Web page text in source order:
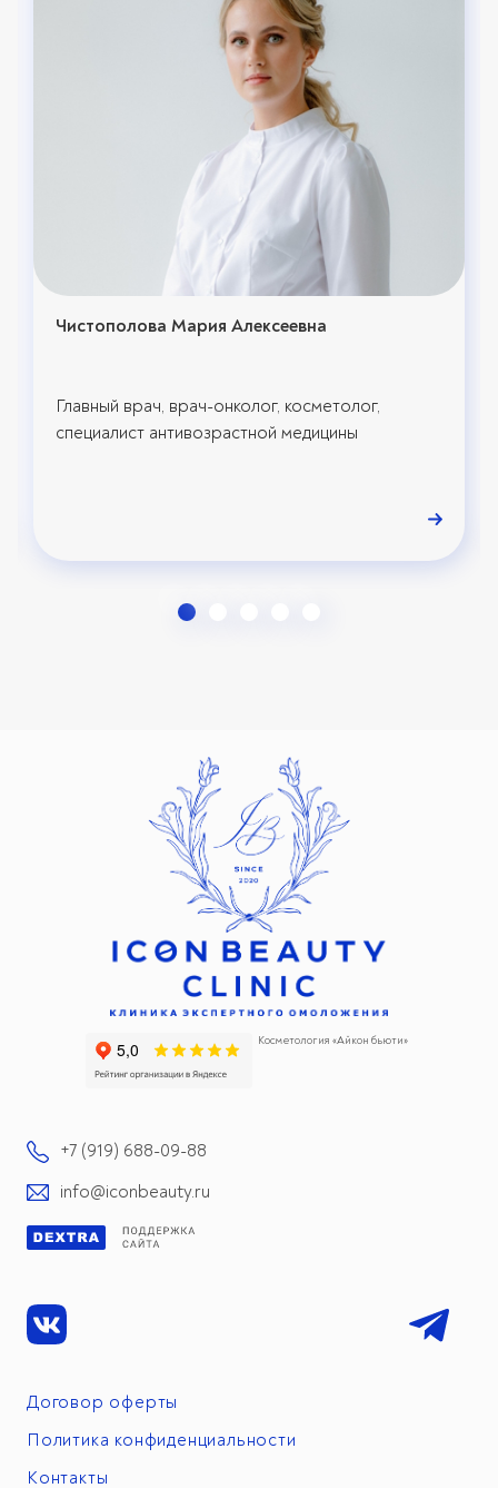
Чистополова Мария Алексеевна
Главный врач, врач-онколог, косметолог,
специалист антивозрастной медицины
Договор оферты
Политика конфиденциальности
Контакты
Косметология «Айкон бьюти»
+7 (919) 688-09-88
info@iconbeauty.ru